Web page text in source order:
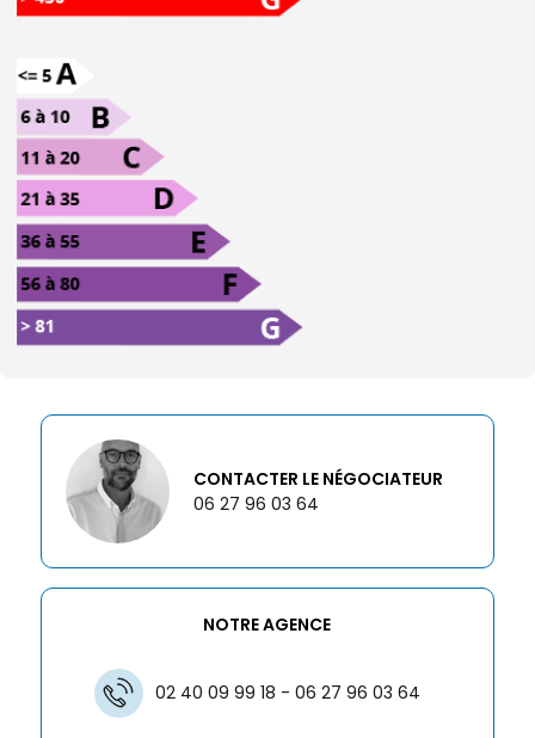
CONTACTER LE NÉGOCIATEUR
06 27 96 03 64
NOTRE AGENCE
02 40 09 99 18 - 06 27 96 03 64